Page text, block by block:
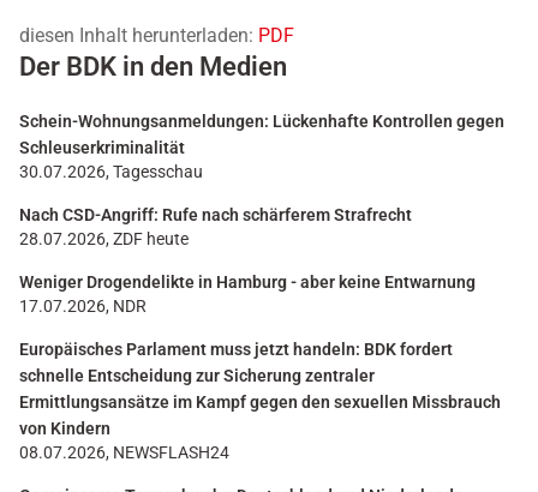
diesen Inhalt herunterladen: PDF
Der BDK in den Medien
Schein-Wohnungsanmeldungen: Lückenhafte Kontrollen gegen
Schleuserkriminalität
30.07.2026, Tagesschau
Nach CSD-Angriff: Rufe nach schärferem Strafrecht
28.07.2026, ZDF heute
Weniger Drogendelikte in Hamburg - aber keine Entwarnung
17.07.2026, NDR
Europäisches Parlament muss jetzt handeln: BDK fordert
schnelle Entscheidung zur Sicherung zentraler
Ermittlungsansätze im Kampf gegen den sexuellen Missbrauch
von Kindern
08.07.2026, NEWSFLASH24